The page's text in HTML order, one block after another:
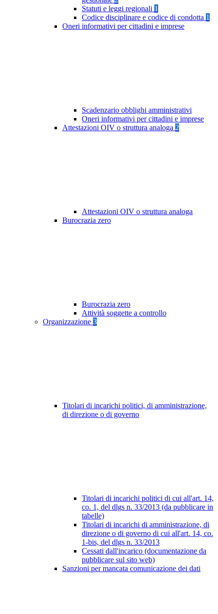
Statuti e leggi regionali 1
Codice disciplinare e codice di condotta 1
Oneri informativi per cittadini e imprese
Scadenzario obblighi amministrativi
Oneri informativi per cittadini e imprese
Attestazioni OIV o struttura analoga 2
Attestazioni OIV o struttura analoga
Burocrazia zero
Burocrazia zero
Attività soggette a controllo
Organizzazione 3
Titolari di incarichi politici, di amministrazione,
di direzione o di governo
Titolari di incarichi politici di cui all'art. 14,
co. 1, del dlgs n. 33/2013 (da pubblicare in
tabelle)
Titolari di incarichi di amministrazione, di
direzione o di governo di cui all'art. 14, co.
1-bis, del dlgs n. 33/2013
Cessati dall'incarico (documentazione da
pubblicare sul sito web)
Sanzioni per mancata comunicazione dei dati